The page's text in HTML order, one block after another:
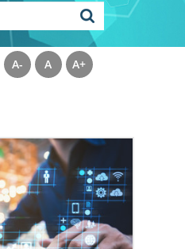
A- A A+